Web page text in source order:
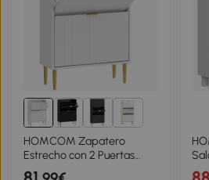
1+
HOMCOM Zapatero
Estrecho con 2 Puertas
Acanaladas con Estantes